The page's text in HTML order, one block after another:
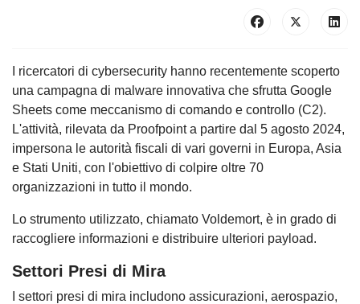
I ricercatori di cybersecurity hanno recentemente scoperto
una campagna di malware innovativa che sfrutta Google
Sheets come meccanismo di comando e controllo (C2).
L'attività, rilevata da Proofpoint a partire dal 5 agosto 2024,
impersona le autorità fiscali di vari governi in Europa, Asia
e Stati Uniti, con l'obiettivo di colpire oltre 70
organizzazioni in tutto il mondo.
Lo strumento utilizzato, chiamato Voldemort, è in grado di
raccogliere informazioni e distribuire ulteriori payload.
Settori Presi di Mira
I settori presi di mira includono assicurazioni, aerospazio,